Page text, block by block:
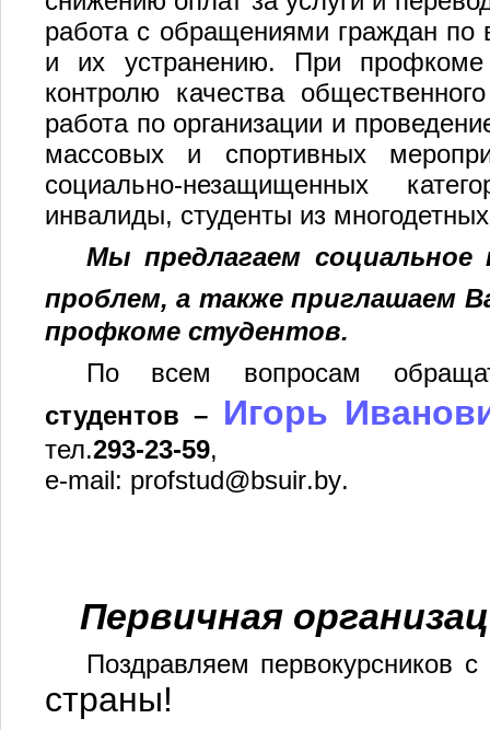
работа с обращениями граждан
и их устранению. При профкоме
контролю качества
работа по организации и
массовых и спортивных
социально-незащищенных
инвалиды, студенты из
Мы предлагаем
проблем, а также приглашаем
профкоме студентов.
По всем вопросам
студентов – Игорь
тел.293-23-59,
e-mail: profstud@bsuir.by.
Первичная
Поздравляем первокурсников
страны!